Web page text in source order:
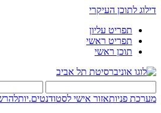
דילוג לתוכן העיקרי
תפריט עליון
תפריט ראשי
תוכן ראשי
מערכת פניותאזור אישי לסטודנטים.יות